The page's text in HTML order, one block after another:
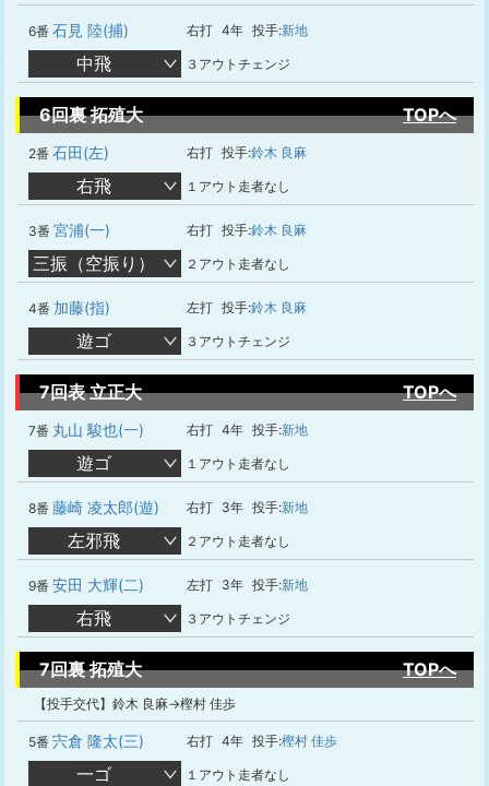
6番 石見 陸(捕) 右打 4年 投手:新地
中飛 ３アウトチェンジ
6回裏 拓殖大 TOPへ
2番 石田(左) 右打 投手:鈴木 良麻
右飛 １アウト走者なし
3番 宮浦(一) 右打 投手:鈴木 良麻
三振（空振り） ２アウト走者なし
4番 加藤(指) 左打 投手:鈴木 良麻
遊ゴ ３アウトチェンジ
7回表 立正大 TOPへ
7番 丸山 駿也(一) 右打 4年 投手:新地
遊ゴ １アウト走者なし
8番 藤崎 凌太郎(遊) 右打 3年 投手:新地
左邪飛 ２アウト走者なし
9番 安田 大輝(二) 左打 3年 投手:新地
右飛 ３アウトチェンジ
7回裏 拓殖大 TOPへ
【投手交代】鈴木 良麻→樫村 佳歩
5番 宍倉 隆太(三) 右打 4年 投手:樫村 佳歩
一ゴ １アウト走者なし